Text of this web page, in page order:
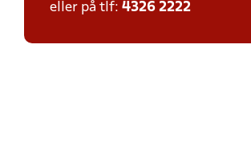
eller på tlf: 4326 2222